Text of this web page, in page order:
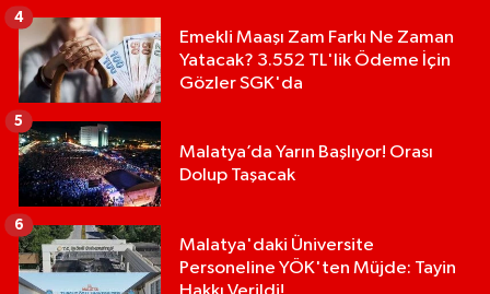
Emekli Maaşı Zam Farkı Ne Zaman
Yatacak? 3.552 TL'lik Ödeme İçin
Gözler SGK'da
4
Malatya’da Yarın Başlıyor! Orası
Dolup Taşacak
5
Malatya'daki Üniversite
Personeline YÖK'ten Müjde: Tayin
6